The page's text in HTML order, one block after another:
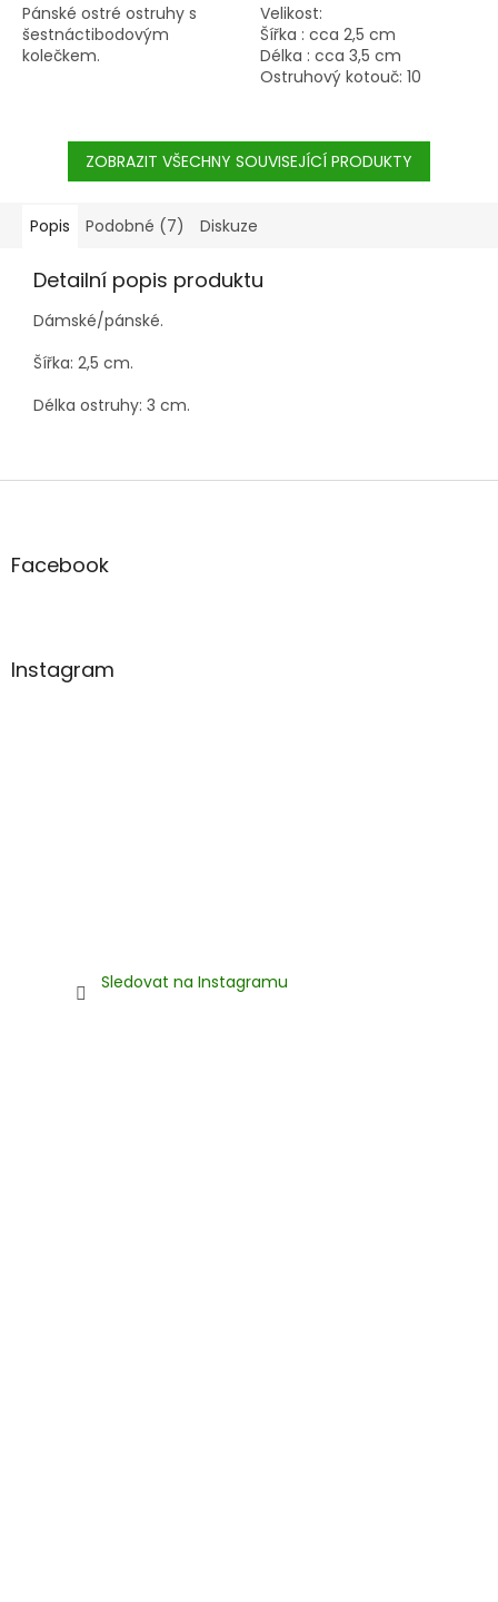
Pánské ostré ostruhy s
šestnáctibodovým
kolečkem.
Velikost:
Šířka : cca 2,5 cm
Délka : cca 3,5 cm
Ostruhový kotouč: 10
ZOBRAZIT VŠECHNY SOUVISEJÍCÍ PRODUKTY
Popis Podobné (7) Diskuze
Detailní popis produktu
Dámské/pánské.
Šířka: 2,5 cm.
Délka ostruhy: 3 cm.
Z
aFacebook
Instagram
Sledovat na Instagramu